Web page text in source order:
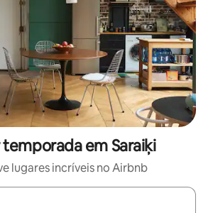
em Saraiķi
lugares incríveis no Airbnb